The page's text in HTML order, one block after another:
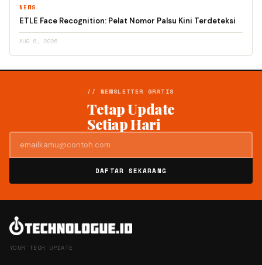
NEWS
ETLE Face Recognition: Pelat Nomor Palsu Kini Terdeteksi
AUG 6, 2026
// NEWSLETTER GRATIS
Tetap Update
Setiap Hari
DAFTAR SEKARANG
YOUR TECH UPDATE